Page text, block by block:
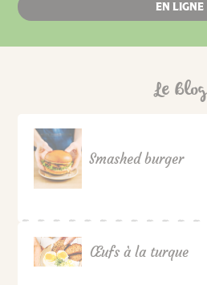
EN LIGNE
Le Blog
Smashed burger
Œufs à la turque